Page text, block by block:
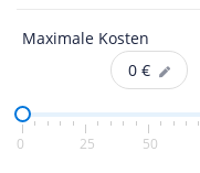
Maximale Kosten
0 €
0 25 50